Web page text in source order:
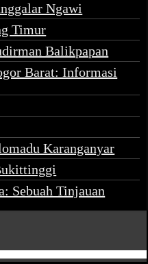
Ngawi
Timur
Balikpapan
Barat: Informasi
Karanganyar
Sebuah Tinjauan